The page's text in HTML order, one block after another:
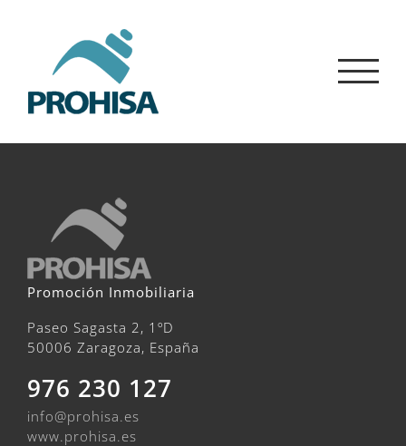
contenido
Promoción Inmobiliaria
Paseo Sagasta 2, 1ºD
50006 Zaragoza, España
976 230 127
info@prohisa.es
www.prohisa.es